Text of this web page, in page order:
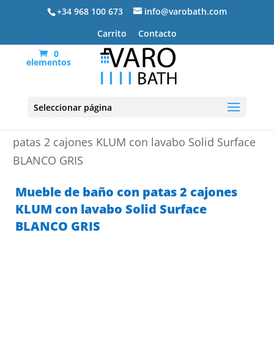
+34 968 100 673
info@varobath.com
Carrito
Contacto
0
elementos
Seleccionar página
patas 2 cajones KLUM con lavabo Solid Surface
BLANCO GRIS
Mueble de baño con patas 2 cajones
KLUM con lavabo Solid Surface
BLANCO GRIS